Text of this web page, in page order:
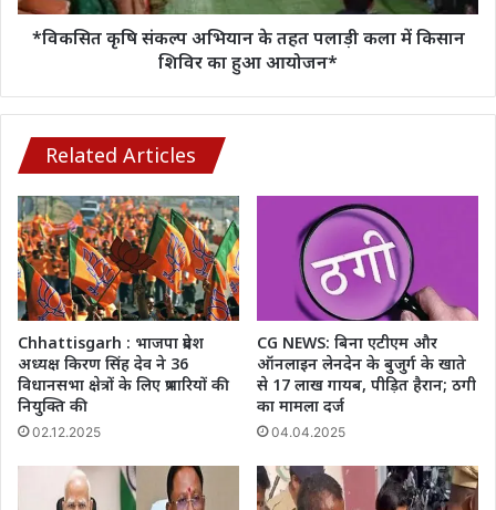
में
किसान
*विकसित कृषि संकल्प अभियान के तहत पलाड़ी कला में किसान
शिविर का हुआ आयोजन*
Related Articles
Chhattisgarh : भाजपा प्रदेश
अध्यक्ष किरण सिंह देव ने 36
विधानसभा क्षेत्रों के लिए प्रभारियों की
नियुक्ति की
02.12.2025
CG NEWS: बिना एटीएम और
ऑनलाइन लेनदेन के बुजुर्ग के खाते
से 17 लाख गायब, पीड़ित हैरान; ठगी
का मामला दर्ज
04.04.2025